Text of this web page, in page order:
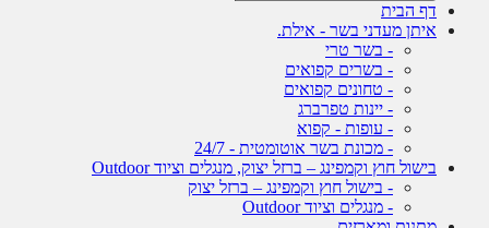
דף הבית
איתן מעדני בשר - אילת.
- בשר טרי
- בשרים קפואים
- טחונים קפואים
- יינות טפרברג
- עופות - קפוא
- מכונת בשר אוטומטית - 24/7
בישול חוץ וקמפינג – ברזל יצוק, מנגלים וציוד Outdoor
- בישול חוץ וקמפינג – ברזל יצוק
- מנגלים וציוד Outdoor